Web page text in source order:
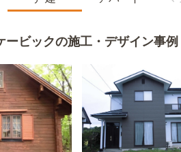
ービックの施工・デザイン事例